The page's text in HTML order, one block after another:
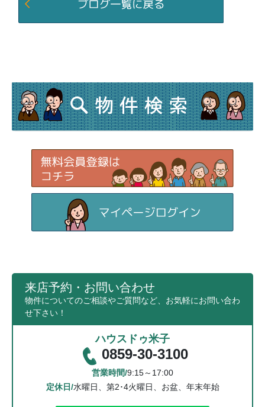
来店予約・お問い合わせ
物件についてのご相談やご質問など、お気軽にお問い合わ
せ下さい！
ハウスドゥ米子
0859-30-3100
営業時間/9:15～17:00
定休日/水曜日、第2･4火曜日、お盆、年末年始